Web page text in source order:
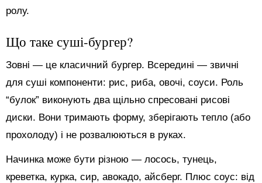
ролу.
Що таке суші-бургер?
Зовні — це класичний бургер. Всередині — звичні
для суші компоненти: рис, риба, овочі, соуси. Роль
“булок” виконують два щільно спресовані рисові
диски. Вони тримають форму, зберігають тепло (або
прохолоду) і не розвалюються в руках.
Начинка може бути різною — лосось, тунець,
креветка, курка, сир, авокадо, айсберг. Плюс соус: від